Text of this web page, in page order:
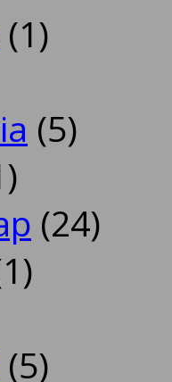
(1)
(5)
(24)
(5)